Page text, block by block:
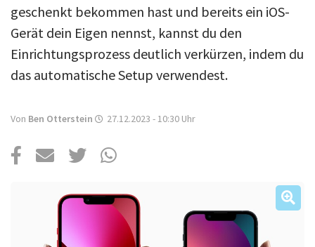
Tests
Tipps
Magazine
Podcast
Mac Life+
Anmelden
geschenkt bekommen hast und bereits ein iOS-
Gerät dein Eigen nennst, kannst du den
Einrichtungsprozess deutlich verkürzen, indem du
das automatische Setup verwendest.
Von Ben Otterstein 27.12.2023 - 10:30 Uhr